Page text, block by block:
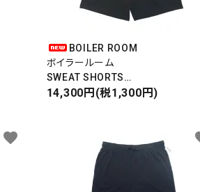
BOILER ROOM
ボイラールーム
SWEAT SHORTS
スウェットショーツ
14,300円(税1,300円)
favorite